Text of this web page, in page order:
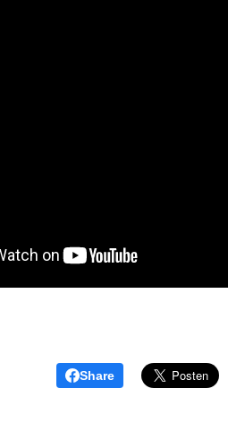
Share